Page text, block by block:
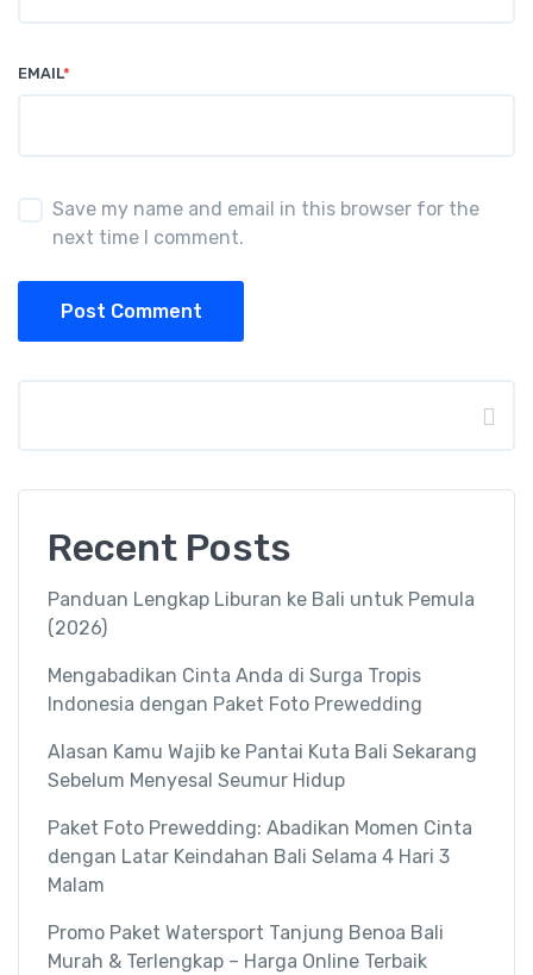
EMAIL*
Save my name and email in this browser for the
next time I comment.
Post Comment
Recent Posts
Panduan Lengkap Liburan ke Bali untuk Pemula
(2026)
Mengabadikan Cinta Anda di Surga Tropis
Indonesia dengan Paket Foto Prewedding
Alasan Kamu Wajib ke Pantai Kuta Bali Sekarang
Sebelum Menyesal Seumur Hidup
Paket Foto Prewedding: Abadikan Momen Cinta
dengan Latar Keindahan Bali Selama 4 Hari 3
Malam
Promo Paket Watersport Tanjung Benoa Bali
Murah & Terlengkap – Harga Online Terbaik